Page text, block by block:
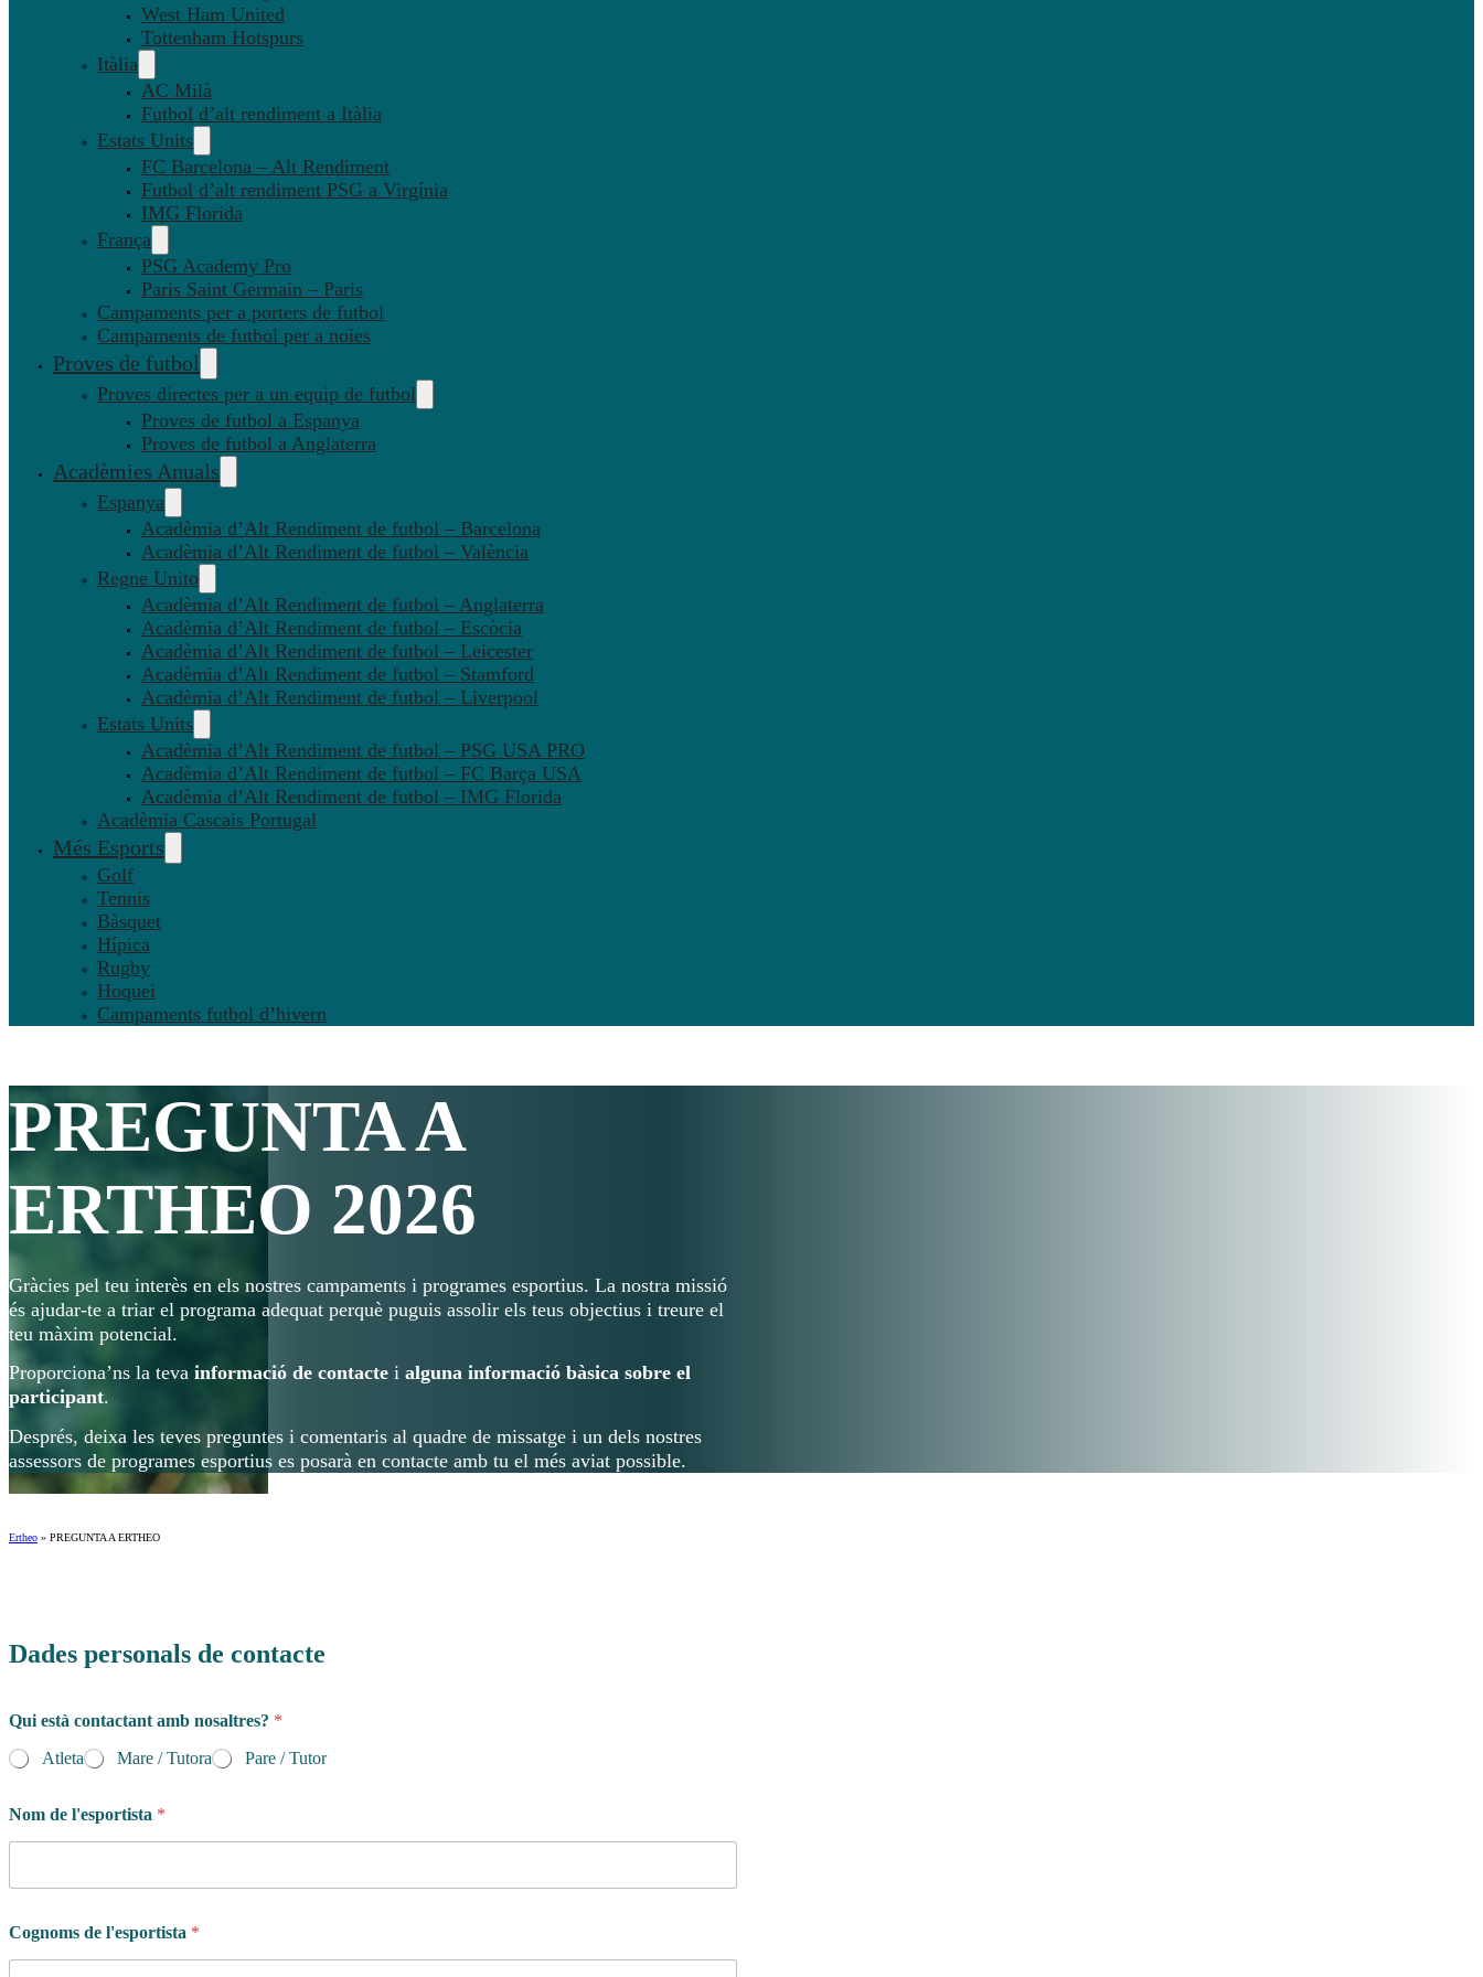
West Ham United
Tottenham Hotspurs
Itàlia
AC Milà
Futbol d’alt rendiment a Itàlia
Estats Units
FC Barcelona – Alt Rendiment
Futbol d’alt rendiment PSG a Virgínia
IMG Florida
França
PSG Academy Pro
Paris Saint Germain – Paris
Campaments per a porters de futbol
Campaments de futbol per a noies
Proves de futbol
Proves directes per a un equip de futbol
Proves de futbol a Espanya
Proves de futbol a Anglaterra
Acadèmies Anuals
Espanya
Acadèmia d’Alt Rendiment de futbol – Barcelona
Acadèmia d’Alt Rendiment de futbol – València
Regne Unito
Acadèmia d’Alt Rendiment de futbol – Anglaterra
Acadèmia d’Alt Rendiment de futbol – Escòcia
Acadèmia d’Alt Rendiment de futbol – Leicester
Acadèmia d’Alt Rendiment de futbol – Stamford
Acadèmia d’Alt Rendiment de futbol – Liverpool
Estats Units
Acadèmia d’Alt Rendiment de futbol – PSG USA PRO
Acadèmia d’Alt Rendiment de futbol – FC Barça USA
Acadèmia d’Alt Rendiment de futbol – IMG Florida
Acadèmia Cascais Portugal
Més Esports
Golf
Tennis
Bàsquet
Hípica
Rugby
Hoquei
Campaments futbol d’hivern
PREGUNTA A
ERTHEO 2026
Gràcies pel teu interès en els nostres campaments i programes esportius. La nostra missió
és ajudar-te a triar el programa adequat perquè puguis assolir els teus objectius i treure el
teu màxim potencial.
Proporciona’ns la teva informació de contacte i alguna informació bàsica sobre el
participant.
Després, deixa les teves preguntes i comentaris al quadre de missatge i un dels nostres
assessors de programes esportius es posarà en contacte amb tu el més aviat possible.
Ertheo » PREGUNTA A ERTHEO
Dades personals de contacte
Qui està contactant amb nosaltres? *
Atleta
Mare / Tutora Pare / Tutor
Nom de l'esportista *
Cognoms de l'esportista *